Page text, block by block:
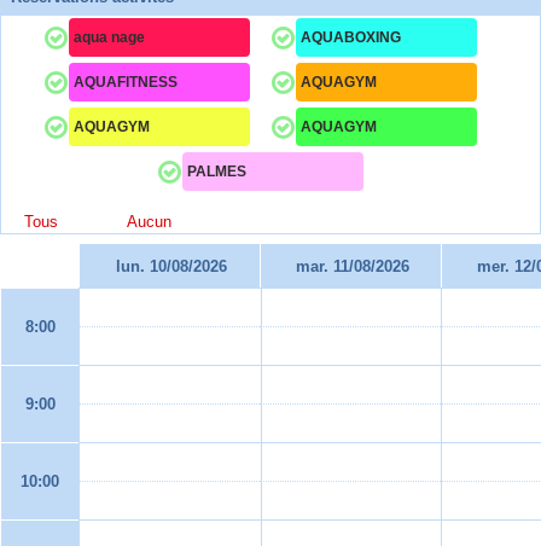
aqua nage AQUABOXING
AQUAFITNESS AQUAGYM
AQUAGYM AQUAGYM
PALMES
Tous Aucun
lun. 10/08/2026 mar. 11/08/2026 mer. 12/
8:00
9:00
10:00